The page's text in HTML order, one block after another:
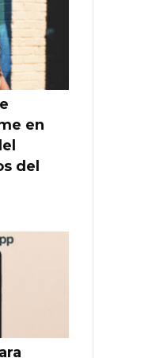
en
del